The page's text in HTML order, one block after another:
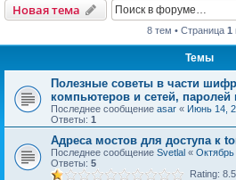
Новая тема
8 тем • Страница 1
Темы
Полезные советы в части
компьютеров и сетей, паролей
Последнее сообщение asar « Июнь 14,
Ответы: 1
Адреса мостов для доступа к
Последнее сообщение Svetlal « Октябрь
Ответы: 5
Rating: